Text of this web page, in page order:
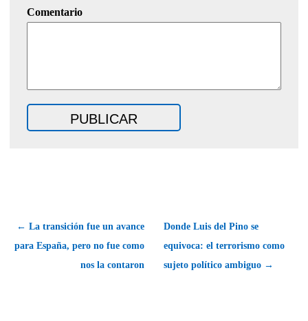
Comentario
← La transición fue un avance
para España, pero no fue como
nos la contaron
Donde Luis del Pino se
equivoca: el terrorismo como
sujeto político ambiguo →